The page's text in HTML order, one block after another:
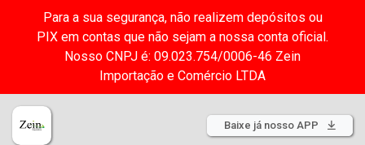
Para a sua segurança, não realizem depósitos ou
PIX em contas que não sejam a nossa conta oficial.
Nosso CNPJ é: 09.023.754/0006-46 Zein
Importação e Comércio LTDA
Baixe já nosso APP